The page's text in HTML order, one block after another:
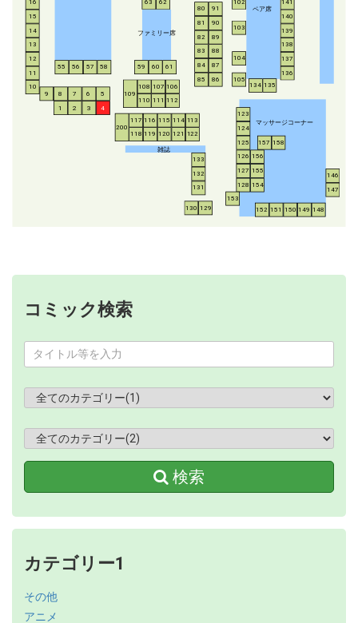
ファミリー席
ペア席
マッサージコーナー
雑誌
1 2 3 4
5
6
7
8
9
10
11
12
13
14
15
16
55 56 57 58 59 60 61
62
63
80
81
82
83
84
85 86
87
88
89
90
91
102
103
104
105
106
107
108
109
110 111 112
113
114
115
116
117
118 119 120 121 122
123
124
125
126
127
128
129
130
131
132
133
134 135
136
137
138
139
140
141
146
147
148
149
150
151
152
153
154
155
156
157 158
200
コミック検索
検索
カテゴリー1
その他
アニメ